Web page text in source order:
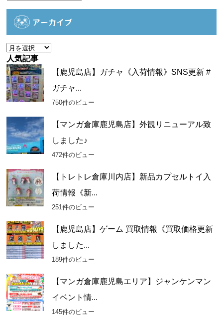
アーカイブ
ア
ー
カ
イ
ブ
人気記事
【鹿児島店】ガチャ《入荷情報》SNS更新 #
ガチャ...
750件のビュー
【マンガ倉庫鹿児島店】外観リニューアル致
しました♪
472件のビュー
【トレトレ倉庫川内店】新品カプセルトイ入
荷情報《新...
251件のビュー
【鹿児島店】ゲーム 買取情報《買取価格更新
しました...
189件のビュー
【マンガ倉庫鹿児島エリア】ジャンケンマン
イベント情...
145件のビュー